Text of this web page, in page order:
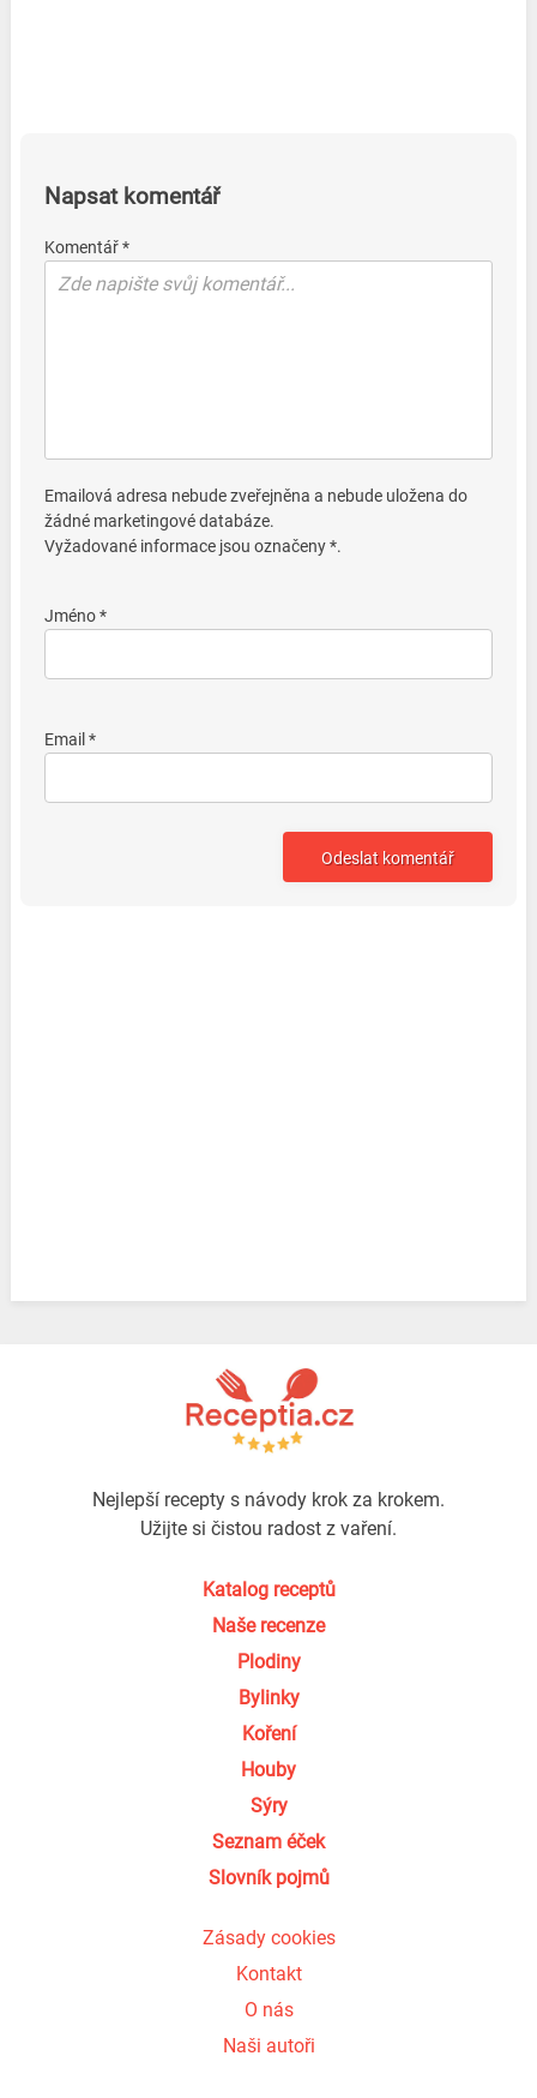
Napsat komentář
Komentář *
Emailová adresa nebude zveřejněna a nebude uložena do
žádné marketingové databáze.
Vyžadované informace jsou označeny *.
Jméno *
Email *
Nejlepší recepty s návody krok za krokem.
Užijte si čistou radost z vaření.
Katalog receptů
Naše recenze
Plodiny
Bylinky
Koření
Houby
Sýry
Seznam éček
Slovník pojmů
Zásady cookies
Kontakt
O nás
Naši autoři